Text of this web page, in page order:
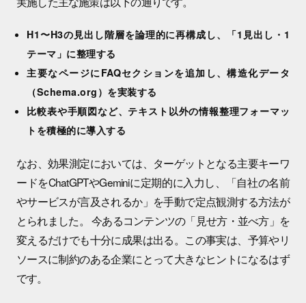
H1〜H3の見出し階層を論理的に再構成し、「1見出し・1
テーマ」に整理する
主要なページにFAQセクションを追加し、構造化データ
（Schema.org）を実装する
比較表や手順図など、テキスト以外の情報整理フォーマッ
トを積極的に導入する
なお、効果測定においては、ターゲットとなる主要キーワ
ードをChatGPTやGeminiに定期的に入力し、「自社の名前
やサービスが言及されるか」を手動で定点観測する方法が
とられました。 今あるコンテンツの「見せ方・並べ方」を
変えるだけでも十分に成果は出る。この事実は、予算やリ
ソースに制約のある企業にとって大きなヒントになるはず
です。